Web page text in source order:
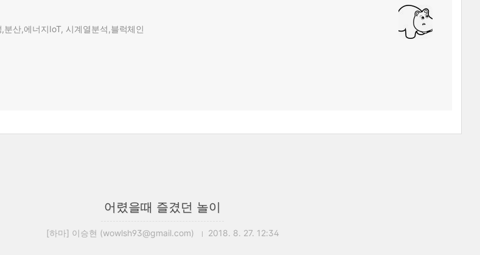
산,에너지IoT, 시계열분석,블럭체인
어렸을때 즐겼던 놀이
[하마] 이승현 (wowlsh93@gmail.com) 2018. 8. 27. 12:34